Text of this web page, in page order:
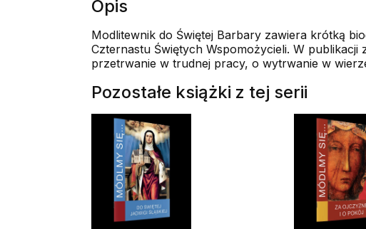
Opis
Modlitewnik do Świętej Barbary zawiera krótką
Czternastu Świętych Wspomożycieli. W
przetrwanie w trudnej pracy, o wytrwanie w
Pozostałe książki z tej serii